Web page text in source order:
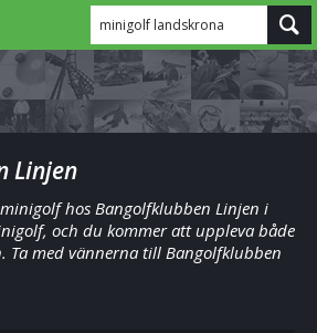
minigolf landskrona
Linjen
hos Bangolfklubben Linjen i
och du kommer att uppleva både
Ta med vännerna till Bangolfklubben